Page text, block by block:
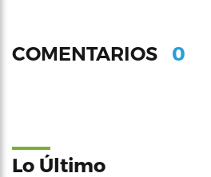
COMENTARIOS 0
Lo Último